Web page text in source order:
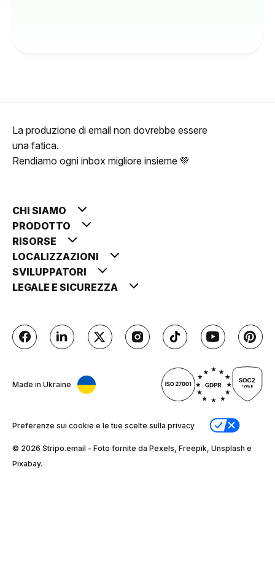
La produzione di email non dovrebbe essere
una fatica.
Rendiamo ogni inbox migliore insieme 💚
CHI SIAMO
PRODOTTO
RISORSE
LOCALIZZAZIONI
SVILUPPATORI
LEGALE E SICUREZZA
Made in Ukraine
Preferenze sui cookie e le tue scelte sulla privacy
© 2026 Stripо.email - Foto fornite da Pexels, Freepik, Unsplash e
Pixabay.